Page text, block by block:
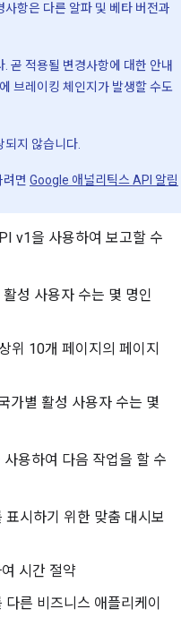
항은 다른 알파 및 베타 버전과
곧 적용될 변경사항에 대한 안내
브레이킹 체인지가 발생할 수도
지 않습니다.
면 Google 애널리틱스 API 알림
v1을 사용하여 보고할 수
성 사용자 수는 몇 명인
위 10개 페이지의 페이지
가별 활성 사용자 수는 몇
용하여 다음 작업을 할 수
시하기 위한 맞춤 대시보
시간 절약
른 비즈니스 애플리케이